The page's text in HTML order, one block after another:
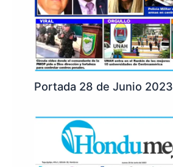
Portada 28 de Junio 2023